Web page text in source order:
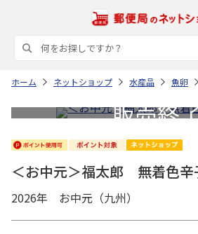
ホーム ネットショップ 水産品 魚卵
＜お中元＞福太郎 無着色辛
2026年 お中元（九州）